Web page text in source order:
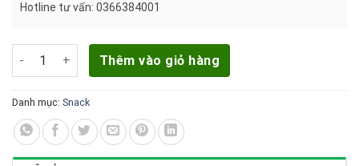
Hotline tư vấn: 0366384001
Khoai Tây Chiên Slide Kinh Đô vị Barbecue Lon 160g số lượng
Thêm vào giỏ hàng
Danh mục: Snack